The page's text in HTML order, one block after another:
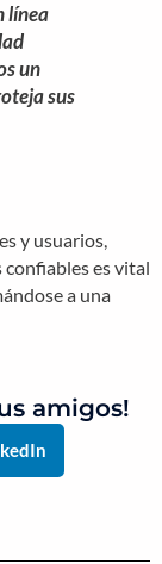
línea
un
sus
y usuarios,
confiables es vital
a una
amigos!